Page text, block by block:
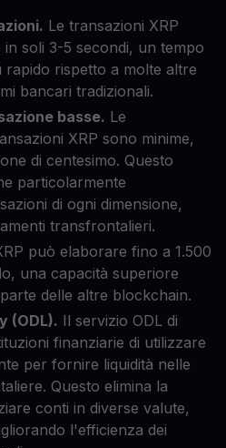
Le transazioni XRP
soli 3-5 secondi, un tempo
rapido rispetto a molte altre
bancari tradizionali.
basse. Le
XRP sono minime,
di centesimo. Questo
particolarmente
di ogni dimensione,
transfrontalieri.
può elaborare fino a 1.500
una capacità superiore
delle altre blockchain.
(ODL). Il servizio ODL di
finanziarie di utilizzare
per fornire liquidità nelle
Questo elimina la
conti in diverse valute,
l'efficienza dei